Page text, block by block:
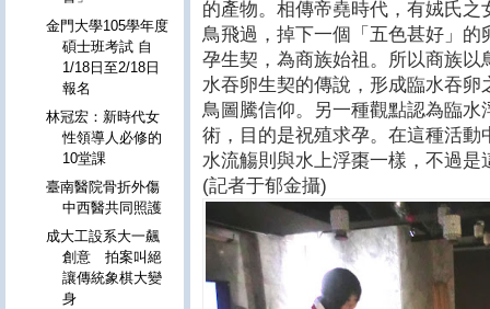
的產物。相傳帝堯時代，有娀氏
鳥飛過，掉下一個「五色甚好」
孕生契，為商族始祖。所以商族
水吞卵生契的傳說，形成臨水吞
鳥圖騰信仰。另一種觀點認為臨
術，目的是祝殖求孕。在這種活
水流觴則與水上浮棗一樣，不過
(記者于郁金攝)
金門大學105學年度
碩士班考試 自
1/18日至2/18日
報名
林冠宏：新時代女
性領導人必修的
10堂課
臺南醫院骨折外傷
中西醫共同照護
成大工設系大一飆
創意 拍案叫絕
讓傳統象棋大變
身